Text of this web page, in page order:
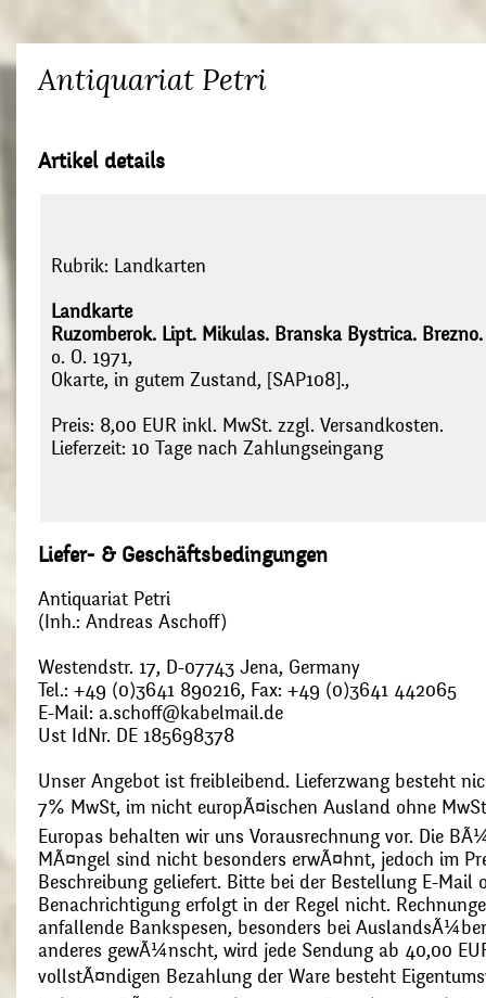
Antiquariat Petri
Artikel details
Rubrik: Landkarten
Landkarte
Ruzomberok. Lipt. Mikulas. Branska Bystrica.
o. O. 1971,
Okarte, in gutem Zustand, [SAP108].,
Preis: 8,00 EUR inkl. MwSt. zzgl. Versandkosten.
Lieferzeit: 10 Tage nach Zahlungseingang
Liefer- & Geschäftsbedingungen
Antiquariat Petri
(Inh.: Andreas Aschoff)
Westendstr. 17, D-07743 Jena, Germany
Tel.: +49 (0)3641 890216, Fax: +49 (0)3641 442065
E-Mail: a.schoff@kabelmail.de
Ust IdNr. DE 185698378
Unser Angebot ist freibleibend. Lieferzwang besteht
7% MwSt, im nicht europÃ¤ischen Ausland ohne
Europas behalten wir uns Vorausrechnung vor. Die
MÃ¤ngel sind nicht besonders erwÃ¤hnt, jedoch im
Beschreibung geliefert. Bitte bei der Bestellung E-Mail
Benachrichtigung erfolgt in der Regel nicht.
anfallende Bankspesen, besonders bei
anderes gewÃ¼nscht, wird jede Sendung ab 40,00
vollstÃ¤ndigen Bezahlung der Ware besteht